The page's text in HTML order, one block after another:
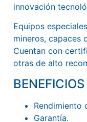
innovación
Equipos
mineros, capaces
Cuentan con
otras de alto
BENEFICIOS​​
Rendimiento
Garantía​.